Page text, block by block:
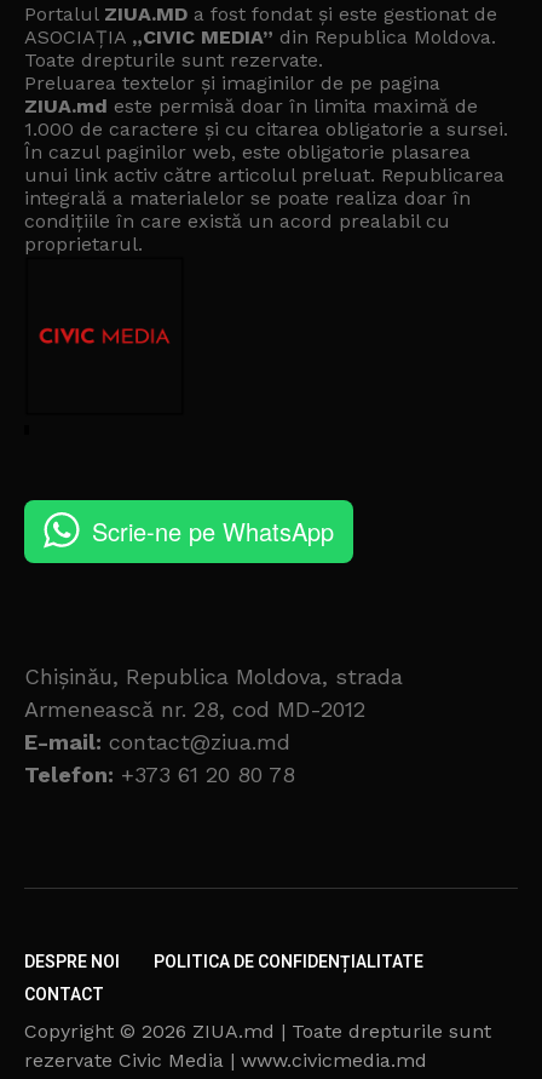
Portalul ZIUA.MD a fost fondat și este gestionat de
ASOCIAȚIA „CIVIC MEDIA” din Republica Moldova.
Toate drepturile sunt rezervate.
Preluarea textelor și imaginilor de pe pagina
ZIUA.md este permisă doar în limita maximă de
1.000 de caractere și cu citarea obligatorie a sursei.
În cazul paginilor web, este obligatorie plasarea
unui link activ către articolul preluat. Republicarea
integrală a materialelor se poate realiza doar în
condițiile în care există un acord prealabil cu
proprietarul.
Scrie-ne pe WhatsApp
Chișinău, Republica Moldova, strada
Armenească nr. 28, cod MD-2012
E-mail: contact@ziua.md
Telefon: +373 61 20 80 78
DESPRE NOI
POLITICA DE CONFIDENȚIALITATE
CONTACT
Copyright © 2026 ZIUA.md | Toate drepturile sunt
rezervate Civic Media | www.civicmedia.md